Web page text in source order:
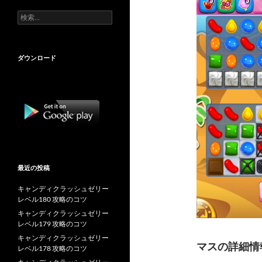
マスの詳細情
検
索:
ダウンロード
最近の投稿
キャンディクラッシュゼリー
レベル180 攻略のコツ
キャンディクラッシュゼリー
レベル179 攻略のコツ
キャンディクラッシュゼリー
レベル178 攻略のコツ